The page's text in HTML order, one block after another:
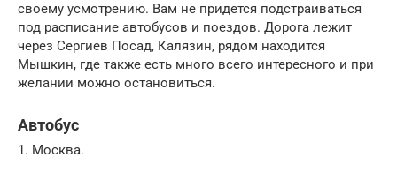
своему усмотрению. Вам не придется подстраиваться
под расписание автобусов и поездов. Дорога лежит
через Сергиев Посад, Калязин, рядом находится
Мышкин, где также есть много всего интересного и при
желании можно остановиться.
Автобус
1. Москва.